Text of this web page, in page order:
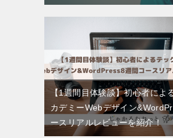
【1週間目体験談】初心者によ
カデミーWebデザイン
ースリアルレビューを紹介！